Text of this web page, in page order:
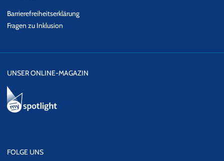
Barrierefreiheitserklärung
Fragen zu Inklusion
UNSER ONLINE-MAGAZIN
FOLGE UNS